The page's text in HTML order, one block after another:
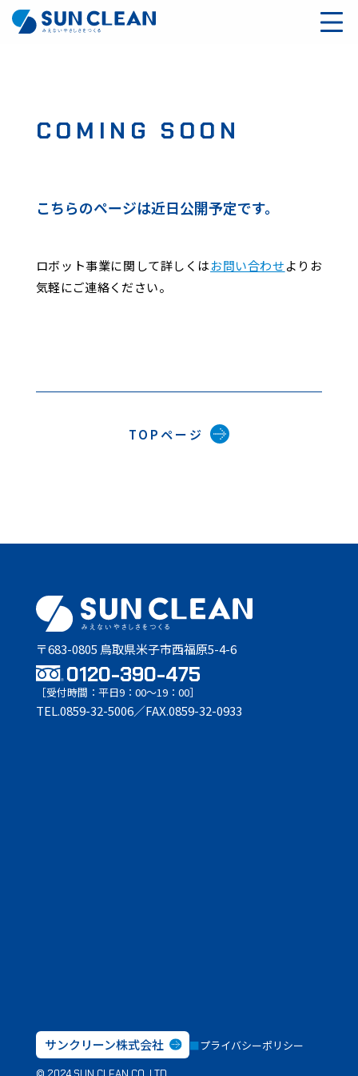
COMING SOON
こちらのページは近日公開予定です。
ロボット事業に関して詳しくはお問い合わせよりお
気軽にご連絡ください。
TOPページ
〒683-0805 鳥取県米子市西福原5-4-6
0120-390-475
［受付時間：平日9：00〜19：00］
TEL.0859-32-5006／FAX.0859-32-0933
サンクリーン株式会社 プライバシーポリシー